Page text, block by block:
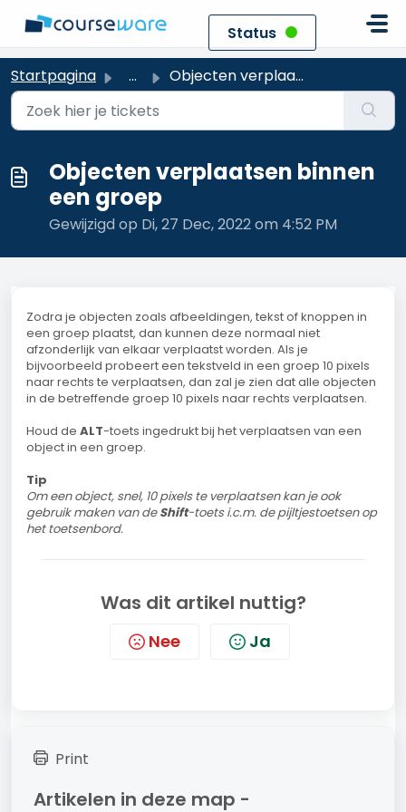
Status
Startpagina ... Objecten verplaatsen binnen een groep
Objecten verplaatsen binnen
een groep
Gewijzigd op Di, 27 Dec, 2022 om 4:52 PM
Zodra je objecten zoals afbeeldingen, tekst of knoppen in
een groep plaatst, dan kunnen deze normaal niet
afzonderlijk van elkaar verplaatst worden. Als je
bijvoorbeeld probeert een tekstveld in een groep 10 pixels
naar rechts te verplaatsen, dan zal je zien dat alle objecten
in de betreffende groep 10 pixels naar rechts verplaatsen.
Houd de ALT-toets ingedrukt bij het verplaatsen van een
object in een groep.
Tip
Om een object, snel, 10 pixels te verplaatsen kan je ook
gebruik maken van deShift-toets i.c.m. de pijltjestoetsen op
het toetsenbord.
Was dit artikel nuttig?
Nee Ja
Print
Artikelen in deze map -